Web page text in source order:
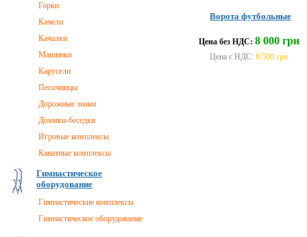
Горки
Качели
Качалки
Машинки
Карусели
Песочницы
Дорожные знаки
Домики-беседки
Игровые комплексы
Канатные комплексы
Гимнастическое
оборудование
Гимнастические комплексы
Гимнастическое оборудование
Ворота футбольные
Цена без НДС: 8 000 грн
Цена с НДС: 8 500 грн